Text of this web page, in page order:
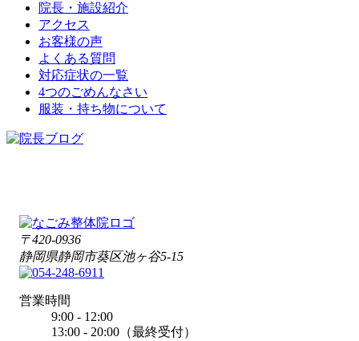
院長・施設紹介
アクセス
お客様の声
よくある質問
対応症状の一覧
4つのごめんなさい
服装・持ち物について
〒420-0936
静岡県静岡市葵区池ヶ谷5-15
営業時間
9:00 - 12:00
13:00 - 20:00（最終受付）